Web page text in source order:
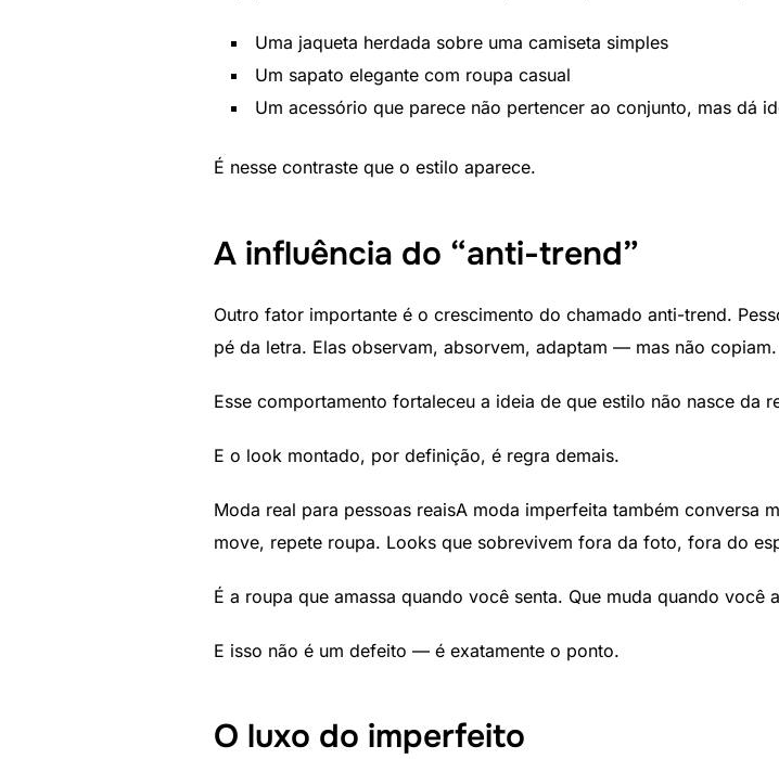
Uma jaqueta herdada sobre uma camiseta simples
Um sapato elegante com roupa casual
Um acessório que parece não pertencer ao conjunto, mas dá
É nesse contraste que o estilo aparece.
A influência do “anti-trend”
Outro fator importante é o crescimento do chamado anti-trend.
pé da letra. Elas observam, absorvem, adaptam — mas não copiam.
Esse comportamento fortaleceu a ideia de que estilo não nasce da
E o look montado, por definição, é regra demais.
Moda real para pessoas reaisA moda imperfeita também conversa
move, repete roupa. Looks que sobrevivem fora da foto, fora do
É a roupa que amassa quando você senta. Que muda quando você
E isso não é um defeito — é exatamente o ponto.
O luxo do imperfeito